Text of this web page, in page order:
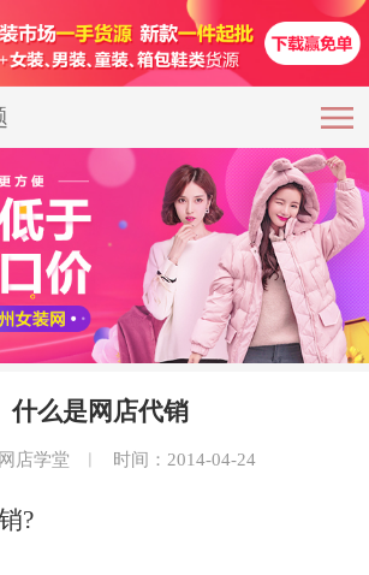
什么是网店代销
店学堂 ︱ 时间：2014-04-24
?